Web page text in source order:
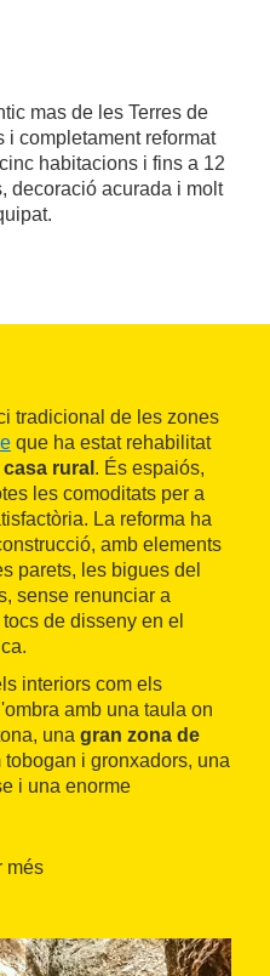
mas de les Terres de
i completament reformat
habitacions i fins a 12
decoració acurada i molt
tradicional de les zones
que ha estat rehabilitat
casa rural . És espaiós,
les comoditats per a
La reforma ha
amb elements
parets, les bigues del
sense renunciar a
de disseny en el
interiors com els
amb una taula on
una gran zona de
i gronxadors, una
i una enorme
en cotxe dels nuclis de
més